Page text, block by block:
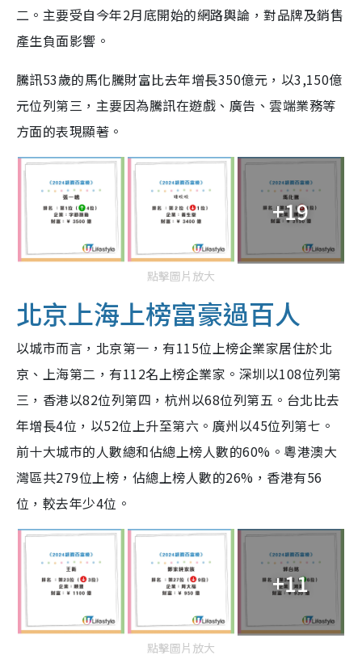
二。主要受自今年2月底開始的網路輿論，對品牌及銷售
產生負面影響。
騰訊53歲的馬化騰財富比去年增長350億元，以3,150億
元位列第三，主要因為騰訊在遊戲、廣告、雲端業務等
方面的表現顯著。
+19
點擊圖片放大
北京上海上榜富豪過百人
以城市而言，北京第一，有115位上榜企業家居住於北
京、上海第二，有112名上榜企業家。深圳以108位列第
三，香港以82位列第四，杭州以68位列第五。台北比去
年增長4位，以52位上升至第六。廣州以45位列第七。
前十大城市的人數總和佔總上榜人數的60%。粵港澳大
灣區共279位上榜，佔總上榜人數的26%，香港有56
位，較去年少4位。
+11
點擊圖片放大